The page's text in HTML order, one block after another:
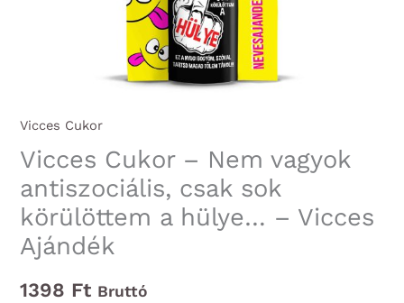
Vicces Cukor
Vicces Cukor – Nem vagyok
antiszociális, csak sok
körülöttem a hülye… – Vicces
Ajándék
1398 Ft Bruttó